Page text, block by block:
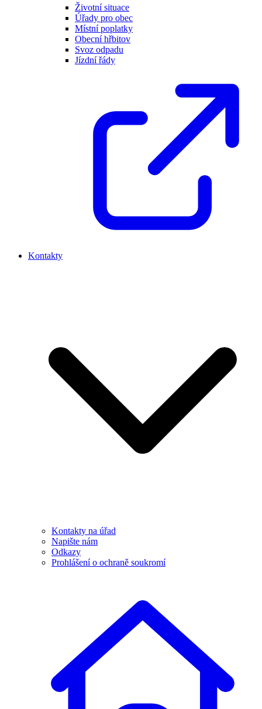
Životní situace
Úřady pro obec
Místní poplatky
Obecní hřbitov
Svoz odpadu
Jízdní řády
Kontakty
Kontakty na úřad
Napište nám
Odkazy
Prohlášení o ochraně soukromí